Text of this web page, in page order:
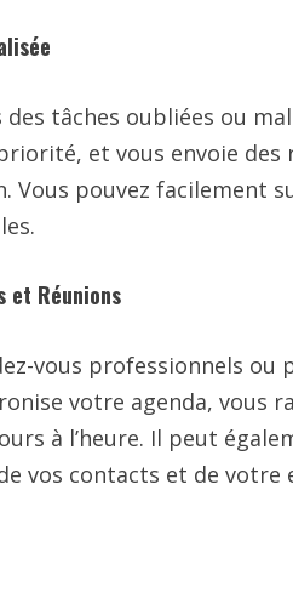
tâches oubliées ou
et vous envoie
Vous pouvez facilement
et Réunions
vous professionnels ou
votre agenda,
à l’heure. Il peut
vos contacts et de votre